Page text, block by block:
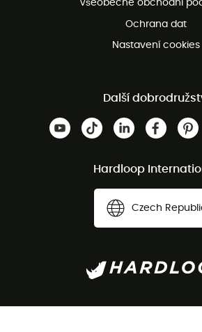
Všeobecné obchodní
Ochrana dat
Nastavení cookies
Další
Hardloop
Czech